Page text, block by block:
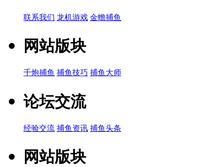
联系我们 龙机游戏 金蟾捕鱼
网站版块
千炮捕鱼 捕鱼技巧 捕鱼大师
论坛交流
经验交流 捕鱼资讯 捕鱼头条
网站版块